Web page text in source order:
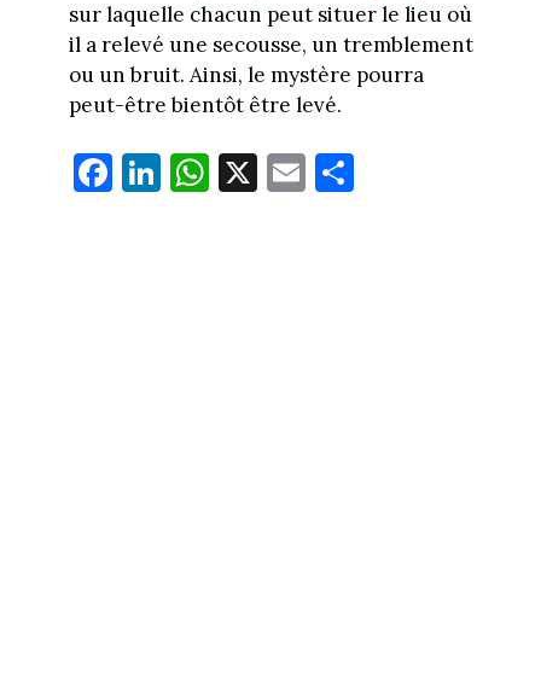
sur laquelle chacun peut situer le lieu où
il a relevé une secousse, un tremblement
ou un bruit. Ainsi, le mystère pourra
peut-être bientôt être levé.
Fa
ce
Li
nk
W
ha
X E
m
Pa
rt